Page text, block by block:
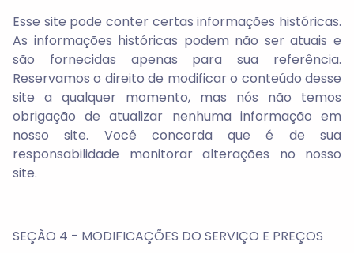
Esse site pode conter certas informações históricas.
As informações históricas podem não ser atuais e
são fornecidas apenas para sua referência.
Reservamos o direito de modificar o conteúdo desse
site a qualquer momento, mas nós não temos
obrigação de atualizar nenhuma informação em
nosso site. Você concorda que é de sua
responsabilidade monitorar alterações no nosso
site.
SEÇÃO 4 - MODIFICAÇÕES DO SERVIÇO E PREÇOS